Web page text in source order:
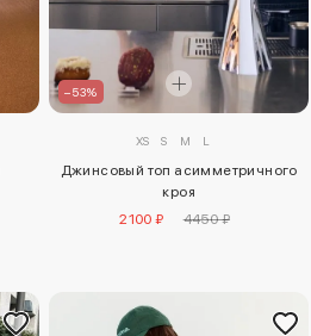
–53%
XS S M L
Джинсовый топ асимметричного
кроя
2100 ₽
4450 ₽